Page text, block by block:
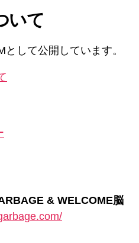
いて
して公開しています。
& WELCOME脳